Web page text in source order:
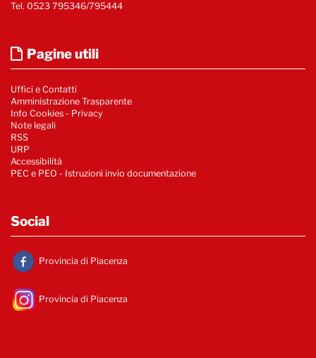
Tel. 0523 795346/795444
Pagine utili
Uffici e Contatti
Amministrazione Trasparente
Info Cookies - Privacy
Note legali
RSS
URP
Accessibilità
PEC e PEO - Istruzioni invio documentazione
Social
Provincia di Piacenza
Provincia di Piacenza